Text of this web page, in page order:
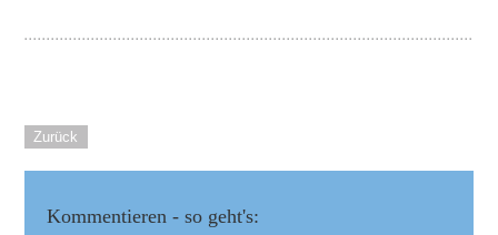
Zurück
Kommentieren - so geht's: